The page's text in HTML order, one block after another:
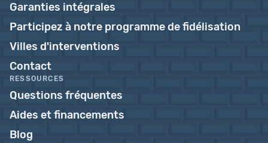
Garanties intégrales
Participez à notre programme de fidélisation
Villes d'interventions
Contact
RESSOURCES
Questions fréquentes
Aides et financements
Blog